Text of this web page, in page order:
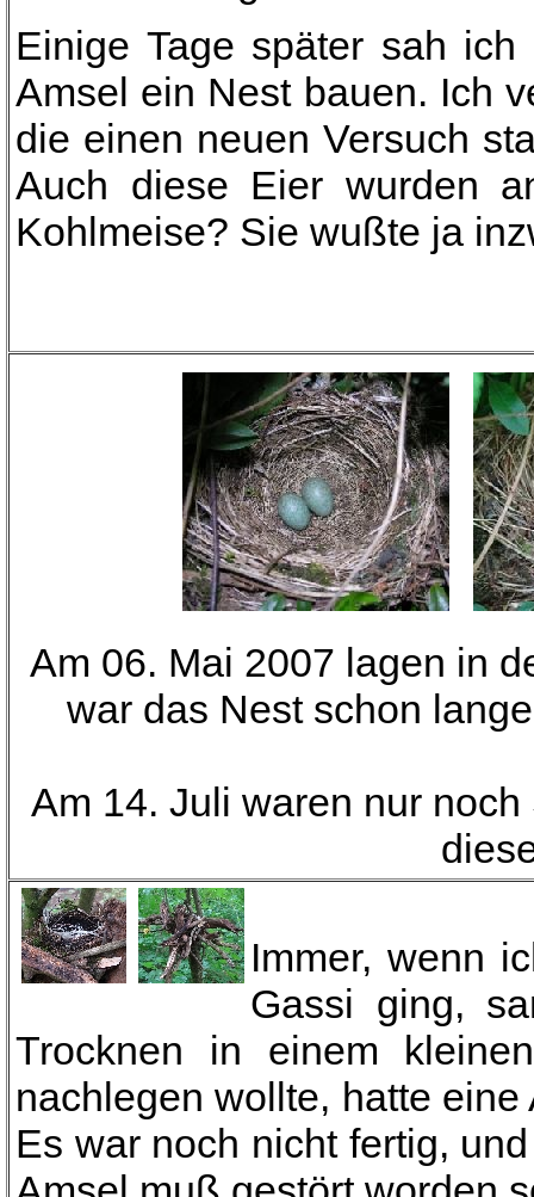
Einige Tage später sah
Amsel ein Nest bauen. Ich
die einen neuen Versuch
Auch diese Eier wurden
Kohlmeise? Sie wußte ja
Am 06. Mai 2007 lagen in
war das Nest schon
Am 14. Juli waren nur
Immer, wenn
Gassi ging,
Trocknen in einem
nachlegen wollte, hatte
Es war noch nicht fertig,